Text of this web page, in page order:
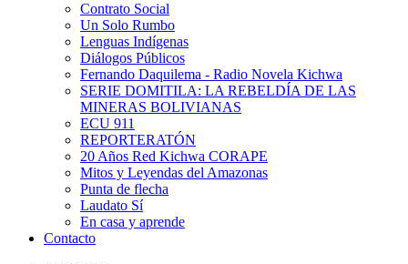
Contrato Social
Un Solo Rumbo
Lenguas Indígenas
Diálogos Públicos
Fernando Daquilema - Radio Novela Kichwa
SERIE DOMITILA: LA REBELDÍA DE LAS
MINERAS BOLIVIANAS
ECU 911
REPORTERATÓN
20 Años Red Kichwa CORAPE
Mitos y Leyendas del Amazonas
Punta de flecha
Laudato Sí
En casa y aprende
Contacto